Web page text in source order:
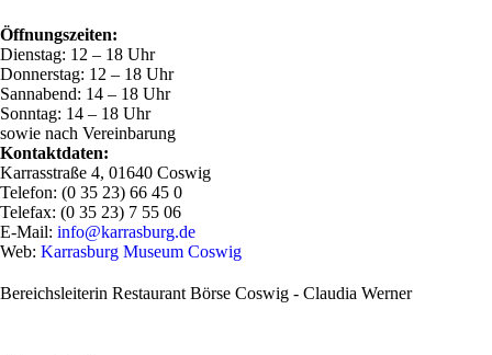
Öffnungszeiten:
Dienstag: 12 – 18 Uhr
Donnerstag: 12 – 18 Uhr
Sannabend: 14 – 18 Uhr
Sonntag: 14 – 18 Uhr
sowie nach Vereinbarung
Kontaktdaten:
Karrasstraße 4, 01640 Coswig
Telefon: (0 35 23) 66 45 0
Telefax: (0 35 23) 7 55 06
E-Mail: info@karrasburg.de
Web: Karrasburg Museum Coswig
Bereichsleiterin Restaurant Börse Coswig - Claudia Werner